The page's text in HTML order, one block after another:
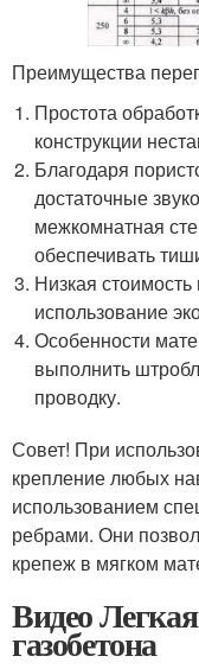
Преимущества
Простота
конструкции
Благодаря
достаточные
межкомнатная
обеспечивать
Низкая стоимость
использование
Особенности
выполнить
проводку.
Совет! При
крепление любых
использованием
ребрами. Они
крепеж в мягком
Видео
газобетона